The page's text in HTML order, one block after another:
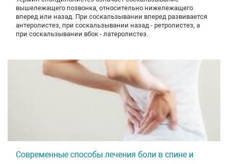
вышележащего позвонка, относительно нижележащего
вперед или назад. При соскальзывании вперед развивается
антеролистез, при соскальзывании назад - ретролистез, а
при соскальзывании вбок - латеролистез.
Современные способы лечения боли в спине и